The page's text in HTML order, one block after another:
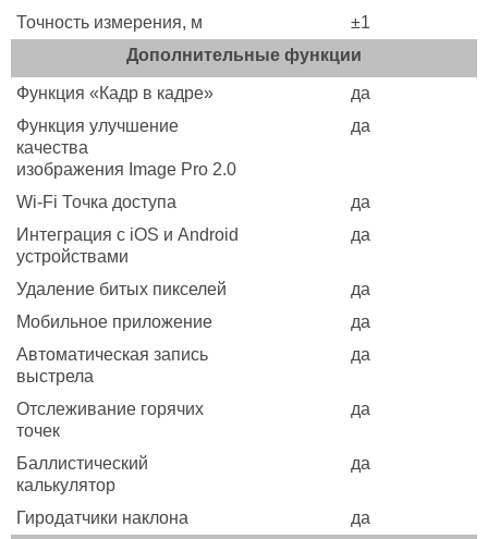
Точность измерения, м
±1
Дополнительные функции
Функция «Кадр в кадре»
да
Функция улучшение
качества
изображения Image Pro 2.0
да
Wi-Fi Точка доступа
да
Интеграция с iOS и Android
устройствами
да
Удаление битых пикселей
да
Мобильное приложение
да
Автоматическая запись
выстрела
да
Отслеживание горячих
точек
да
Баллистический
калькулятор
да
Гиродатчики наклона
да